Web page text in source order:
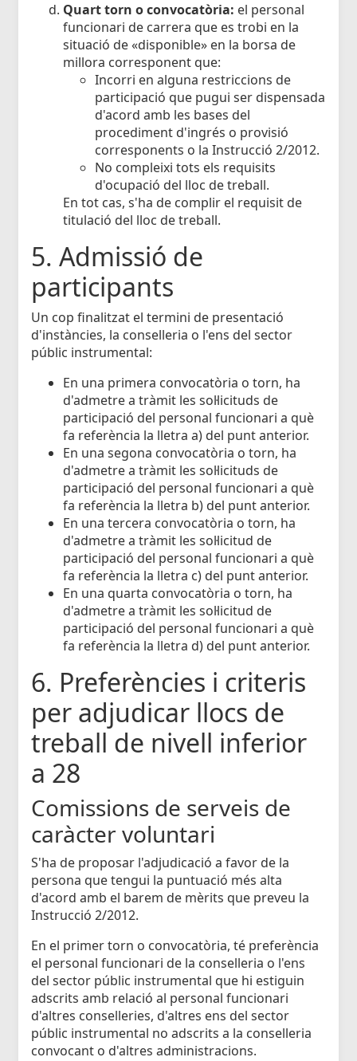
Quart torn o convocatòria: el personal
funcionari de carrera que es trobi en la
situació de «disponible» en la borsa de
millora corresponent que:
Incorri en alguna restriccions de
participació que pugui ser dispensada
d'acord amb les bases del
procediment d'ingrés o provisió
corresponents o la Instrucció 2/2012.
No compleixi tots els requisits
d'ocupació del lloc de treball.
En tot cas, s'ha de complir el requisit de
titulació del lloc de treball.
5. Admissió de
participants
Un cop finalitzat el termini de presentació
d'instàncies, la conselleria o l'ens del sector
públic instrumental:
En una primera convocatòria o torn, ha
d'admetre a tràmit les sol·licituds de
participació del personal funcionari a què
fa referència la lletra a) del punt anterior.
En una segona convocatòria o torn, ha
d'admetre a tràmit les sol·licituds de
participació del personal funcionari a què
fa referència la lletra b) del punt anterior.
En una tercera convocatòria o torn, ha
d'admetre a tràmit les sol·licitud de
participació del personal funcionari a què
fa referència la lletra c) del punt anterior.
En una quarta convocatòria o torn, ha
d'admetre a tràmit les sol·licitud de
participació del personal funcionari a què
fa referència la lletra d) del punt anterior.
6. Preferències i criteris
per adjudicar llocs de
treball de nivell inferior
a 28
Comissions de serveis de
caràcter voluntari
S'ha de proposar l'adjudicació a favor de la
persona que tengui la puntuació més alta
d'acord amb el barem de mèrits que preveu la
Instrucció 2/2012.
En el primer torn o convocatòria, té preferència
el personal funcionari de la conselleria o l'ens
del sector públic instrumental que hi estiguin
adscrits amb relació al personal funcionari
d'altres conselleries, d'altres ens del sector
públic instrumental no adscrits a la conselleria
convocant o d'altres administracions.